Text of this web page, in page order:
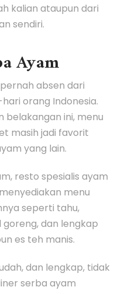
kalian ataupun dari
sendiri.
Ayam
absen dari
orang Indonesia.
belakangan ini, menu
masih jadi favorit
yang lain.
resto spesialis ayam
menu
seperti tahu,
dan lengkap
es teh manis.
dan lengkap, tidak
serba ayam